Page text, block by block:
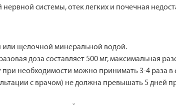
системы, отек легких и почечная
или щелочной минеральной водой.
доза составляет 500 мг, максимальная
при необходимости можно принимать 3-4 раза в
с врачом) не должна превышать 5 дней